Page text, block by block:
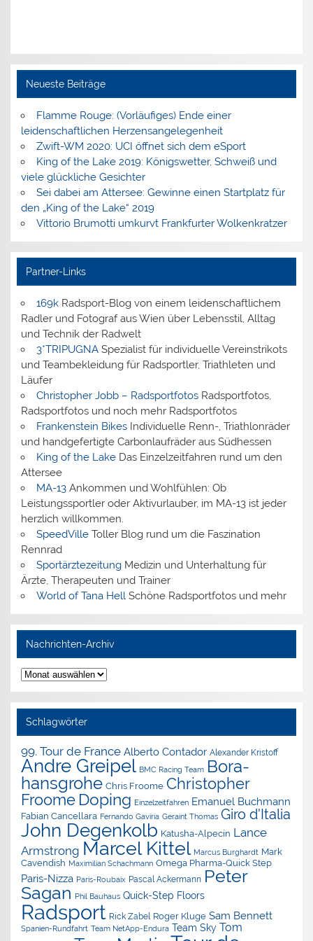
Neueste Beiträge
Flamme Rouge: (Vorläufiges) Ende einer
leidenschaftlichen Herzensangelegenheit
Zwift-WM 2020: UCI öffnet sich dem eSport
King of the Lake 2019: Königswetter, Schweiß und
viele glückliche Gesichter
Sei dabei am Attersee: Gewinne einen Startplatz für
den „King of the Lake“ 2019
Vittorio Brumotti umkurvt Frankfurter Wolkenkratzer
Partner-Links
169kRadsport-Blog von einem leidenschaftlichem
Radler und Fotograf aus Wien über Lebensstil, Alltag
und Technik der Radwelt
3*TRIPUGNASpezialist für individuelle Vereinstrikots
und Teambekleidung für Radsportler, Triathleten und
Läufer
Christopher Jobb – RadsportfotosRadsportfotos,
Radsportfotos und noch mehr Radsportfotos
Frankenstein BikesIndividuelle Renn-, Triathlonräder
und handgefertigte Carbonlaufräder aus Südhessen
King of the LakeDas Einzelzeitfahren rund um den
Attersee
MA-13Ankommen und Wohlfühlen: Ob
Leistungssportler oder Aktivurlauber, im MA-13 ist jeder
herzlich willkommen.
SpeedVilleToller Blog rund um die Faszination
Rennrad
SportärztezeitungMedizin und Unterhaltung für
Ärzte, Therapeuten und Trainer
World of Tana HellSchöne Radsportfotos und mehr
Nachrichten-Archiv
Nachrichten-
Archiv
Schlagwörter
99. Tour de France Alberto Contador Alexander Kristoff
Andre Greipel BMC Racing Team Bora-
hansgrohe Chris Froome Christopher
Froome Doping Einzelzeitfahren Emanuel Buchmann
Fabian Cancellara Fernando Gaviria Geraint Thomas Giro d'Italia
John Degenkolb Katusha-Alpecin Lance
Armstrong Marcel Kittel Marcus Burghardt Mark
Cavendish Maximilian Schachmann Omega Pharma-Quick Step
Paris-Nizza Paris-Roubaix Pascal Ackermann Peter
Sagan Phil Bauhaus Quick-Step Floors
Radsport Rick Zabel Roger Kluge Sam Bennett
Spanien-Rundfahrt Team NetApp-Endura Team Sky Tom